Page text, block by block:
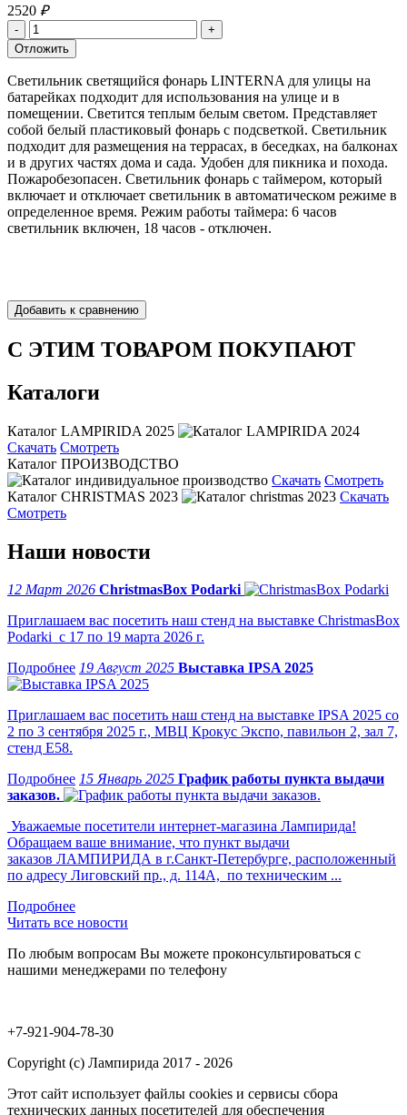
2520 ₽
Светильник светящийся фонарь LINTERNA для улицы на
батарейках подходит для использования на улице и в
помещении. Светится теплым белым светом. Представляет
собой белый пластиковый фонарь с подсветкой. Светильник
подходит для размещения на террасах, в беседках, на балконах
и в других частях дома и сада. Удобен для пикника и похода.
Пожаробезопасен. Светильник фонарь с таймером, который
включает и отключает светильник в автоматическом режиме в
определенное время. Режим работы таймера: 6 часов
светильник включен, 18 часов - отключен.
С ЭТИМ ТОВАРОМ ПОКУПАЮТ
Каталоги
Каталог LAMPIRIDA 2025
Скачать Смотреть
Каталог ПРОИЗВОДСТВО
Скачать Смотреть
Каталог CHRISTMAS 2023
Скачать
Смотреть
Наши новости
12 Март 2026 ChristmasBox Podarki
Приглашаем вас посетить наш стенд на выставке ChristmasBox
Podarki с 17 по 19 марта 2026 г.
19 Август 2025 Выставка IPSA 2025
Приглашаем вас посетить наш стенд на выставке IPSA 2025 со
2 по 3 сентября 2025 г., МВЦ Крокус Экспо, павильон 2, зал 7,
стенд Е58.
15 Январь 2025 График работы пункта выдачи
заказов.
Уважаемые посетители интернет-магазина Лампирида!
Обращаем ваше внимание, что пункт выдачи
заказов ЛАМПИРИДА в г.Санкт-Петербурге, расположенный
по адресу Лиговский пр., д. 114А, по техническим ...
Читать все новости
По любым вопросам Вы можете проконсультироваться с
нашими менеджерами по телефону
+7-921-904-78-30
Copyright (c) Лампирида 2017 - 2026
Этот сайт использует файлы cookies и сервисы сбора
технических данных посетителей для обеспечения